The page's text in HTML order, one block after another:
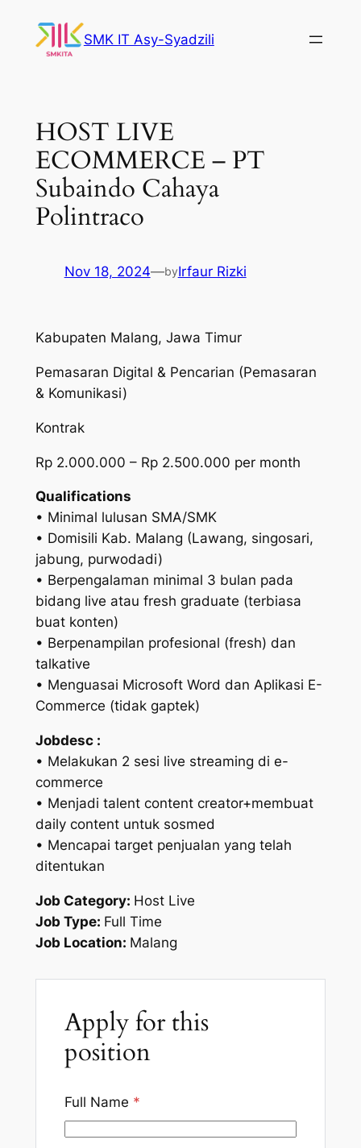
content
SMK IT Asy-Syadzili
HOST LIVE
ECOMMERCE – PT
Subaindo Cahaya
Polintraco
Nov 18, 2024—byIrfaur Rizki
Kabupaten Malang, Jawa Timur
Pemasaran Digital & Pencarian (Pemasaran
& Komunikasi)
Kontrak
Rp 2.000.000 – Rp 2.500.000 per month
Qualifications
• Minimal lulusan SMA/SMK
• Domisili Kab. Malang (Lawang, singosari,
jabung, purwodadi)
• Berpengalaman minimal 3 bulan pada
bidang live atau fresh graduate (terbiasa
buat konten)
• Berpenampilan profesional (fresh) dan
talkative
• Menguasai Microsoft Word dan Aplikasi E-
Commerce (tidak gaptek)
Jobdesc :
• Melakukan 2 sesi live streaming di e-
commerce
• Menjadi talent content creator+membuat
daily content untuk sosmed
• Mencapai target penjualan yang telah
ditentukan
Job Category: Host Live
Job Type: Full Time
Job Location: Malang
Apply for this
position
Full Name *